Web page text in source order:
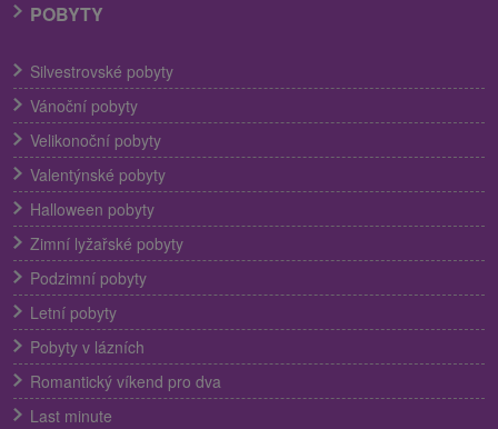
POBYTY
Silvestrovské pobyty
Vánoční pobyty
Velikonoční pobyty
Valentýnské pobyty
Halloween pobyty
Zimní lyžařské pobyty
Podzimní pobyty
Letní pobyty
Pobyty v lázních
Romantický víkend pro dva
Last minute